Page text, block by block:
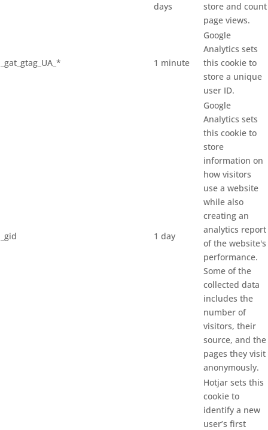
days
store and count
page views.
_gat_gtag_UA_* 1 minute
Google
Analytics sets
this cookie to
store a unique
user ID.
_gid 1 day
Google
Analytics sets
this cookie to
store
information on
how visitors
use a website
while also
creating an
analytics report
of the website's
performance.
Some of the
collected data
includes the
number of
visitors, their
source, and the
pages they visit
anonymously.
Hotjar sets this
cookie to
identify a new
user’s first